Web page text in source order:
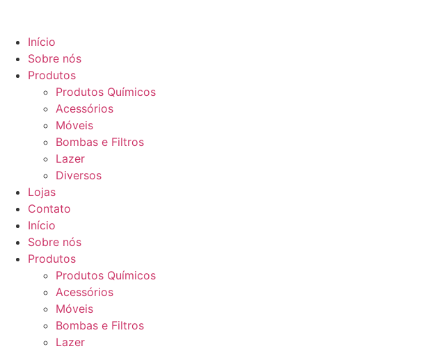
Início
Sobre nós
Produtos
Produtos Químicos
Acessórios
Móveis
Bombas e Filtros
Lazer
Diversos
Lojas
Contato
Início
Sobre nós
Produtos
Produtos Químicos
Acessórios
Móveis
Bombas e Filtros
Lazer